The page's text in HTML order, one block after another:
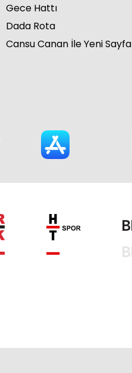
Gece Hattı
Dada Rota
Cansu Canan İle Yeni Sayfa